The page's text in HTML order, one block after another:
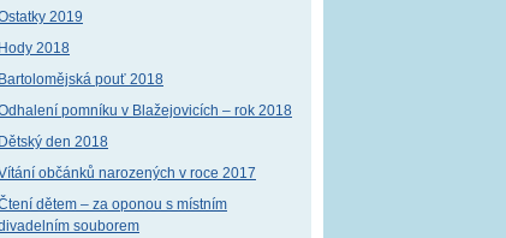
2019
Hody 2018
Bartolomějská pouť 2018
pomníku v Blažejovicích – rok 2018
Dětský den 2018
občánků narozených v roce 2017
dětem – za oponou s místním
souborem